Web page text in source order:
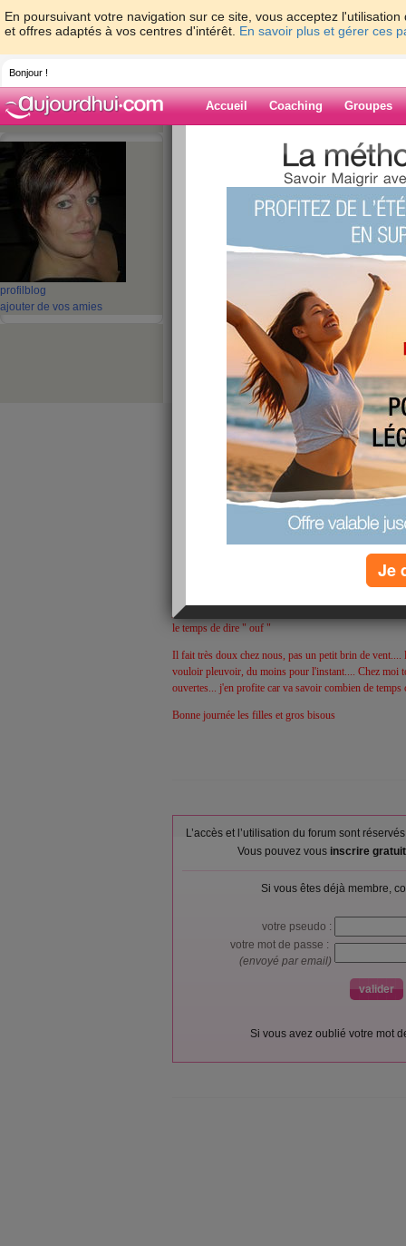
En poursuivant votre navigation sur ce site, vous acceptez
et offres adaptés à vos centres d'intérêt. En savoir plus et gérer ces
Bonjour !
Accueil Coaching Groupes
profil blog
ajouter de vos amies
> > Viendra -
Blog de kethel
Viendra - viendra
Salut la p'tite troupe..... alors il viendra ou pas mon
débarquer sans quoi il va devoir se justifier et on
lapin je ne l'accepterai pas aussi aisément que les
j'attendrai fin de l'aprem le retour de mon mari et ce
le temps de dire " ouf "
Il fait très doux chez nous, pas un petit brin de vent....
vouloir pleuvoir, du moins pour l'instant.... Chez moi
ouvertes... j'en profite car va savoir combien de temps
Bonne journée les filles et gros bisous
L’accès et l’utilisation du forum sont
Vous pouvez vous inscrire
Si vous êtes déjà membre,
votre pseudo :
votre mot de passe :
(envoyé par email)
Si vous avez oublié votre mot
Je